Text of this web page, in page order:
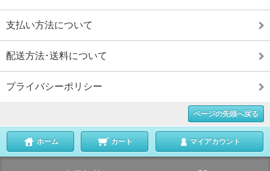
支払い方法について
配送方法･送料について
プライバシーポリシー
ページの先頭へ戻る
ホーム カート マイアカウント